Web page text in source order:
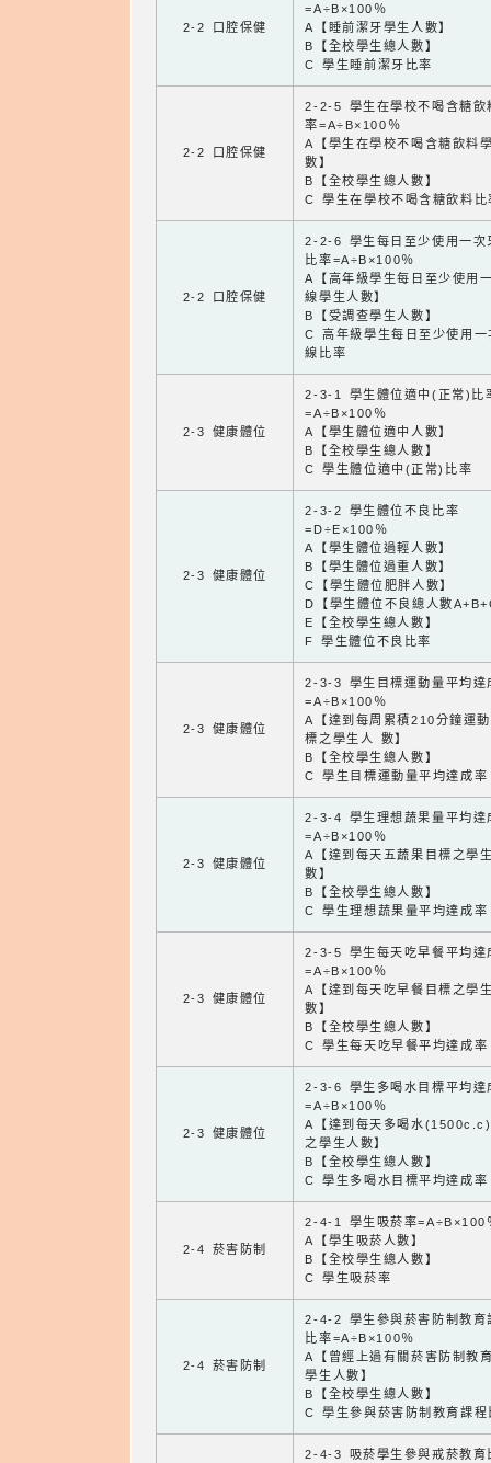
2-2 口腔保健
=A÷B×100％
A【睡前潔牙學生人數】
B【全校學生總人數】
C 學生睡前潔牙比率
2-2 口腔保健
2-2-5 學生在學校不喝含糖飲
率=A÷B×100％
A【學生在學校不喝含糖飲料
數】
B【全校學生總人數】
C 學生在學校不喝含糖飲料比
2-2 口腔保健
2-2-6 學生每日至少使用一次
比率=A÷B×100％
A【高年級學生每日至少使用
線學生人數】
B【受調查學生人數】
C 高年級學生每日至少使用一
線比率
2-3 健康體位
2-3-1 學生體位適中(正常)比
=A÷B×100％
A【學生體位適中人數】
B【全校學生總人數】
C 學生體位適中(正常)比率
2-3 健康體位
2-3-2 學生體位不良比率
=D÷E×100％
A【學生體位過輕人數】
B【學生體位過重人數】
C【學生體位肥胖人數】
D【學生體位不良總人數
E【全校學生總人數】
F 學生體位不良比率
2-3 健康體位
2-3-3 學生目標運動量平均達
=A÷B×100％
A【達到每周累積210分鐘運
標之學生人 數】
B【全校學生總人數】
C 學生目標運動量平均達成率
2-3 健康體位
2-3-4 學生理想蔬果量平均達
=A÷B×100％
A【達到每天五蔬果目標之學
數】
B【全校學生總人數】
C 學生理想蔬果量平均達成率
2-3 健康體位
2-3-5 學生每天吃早餐平均達
=A÷B×100％
A【達到每天吃早餐目標之學
數】
B【全校學生總人數】
C 學生每天吃早餐平均達成率
2-3 健康體位
2-3-6 學生多喝水目標平均達
=A÷B×100％
A【達到每天多喝水
之學生人數】
B【全校學生總人數】
C 學生多喝水目標平均達成率
2-4 菸害防制
2-4-1 學生吸菸率=A÷B×100
A【學生吸菸人數】
B【全校學生總人數】
C 學生吸菸率
2-4 菸害防制
2-4-2 學生參與菸害防制教育
比率=A÷B×100％
A【曾經上過有關菸害防制教
學生人數】
B【全校學生總人數】
C 學生參與菸害防制教育課程
2-4-3 吸菸學生參與戒菸教育